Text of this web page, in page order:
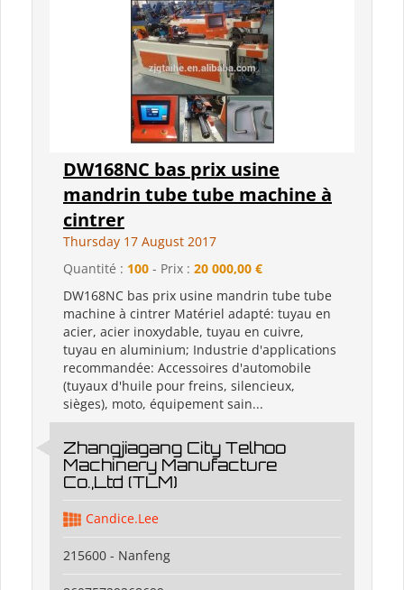
DW168NC bas prix usine
mandrin tube tube machine à
cintrer
Thursday 17 August 2017
Quantité : 100 - Prix : 20 000,00 €
DW168NC bas prix usine mandrin tube tube
machine à cintrer Matériel adapté: tuyau en
acier, acier inoxydable, tuyau en cuivre,
tuyau en aluminium; Industrie d'applications
recommandée: Accessoires d'automobile
(tuyaux d'huile pour freins, silencieux,
sièges), moto, équipement sain...
Zhangjiagang City Telhoo
Machinery Manufacture
Co.,Ltd (TLM)
Candice.Lee
215600 - Nanfeng